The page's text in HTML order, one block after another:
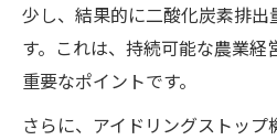
少し、結果的に二酸化炭素排出
す。これは、持続可能な農業経
重要なポイントです。
さらに、アイドリングストッ